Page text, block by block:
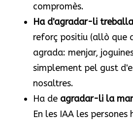
compromès.
Ha d'agradar-li
reforç positiu (allò que
agrada: menjar,
simplement pel gust
nosaltres.
Ha de agradar-li la
En les IAA les